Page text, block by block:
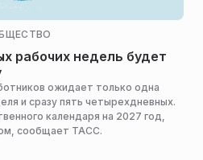
рабочих недель будет
ожидает только одна
и сразу пять четырехдневных.
календаря на 2027 год,
сообщает ТАСС.